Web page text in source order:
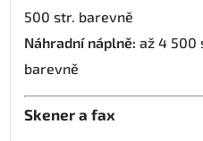
500 str. barevně
Náhradní náplně: až 4 500
barevně
Skener a fax